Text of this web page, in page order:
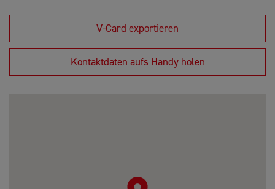
V-Card exportieren
Kontaktdaten aufs Handy holen